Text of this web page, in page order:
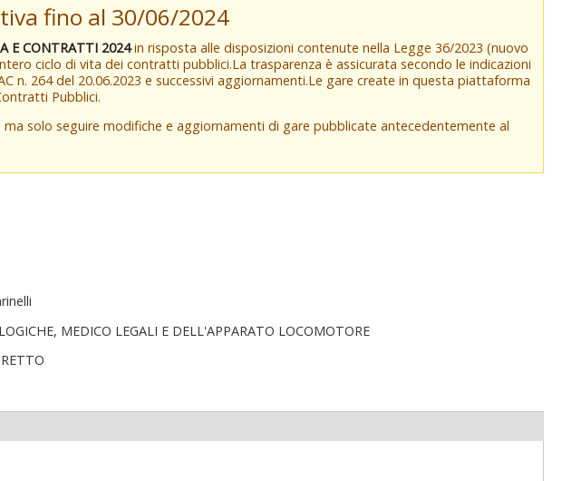
fino al 30/06/2024
E CONTRATTI 2024in risposta alle disposizioni contenute nella Legge 36/2023 (nuovo
ciclo di vita dei contratti pubblici.La trasparenza è assicurata secondo le indicazioni
n. 264 del 20.06.2023 e successivi aggiornamenti.Le gare create in questa piattaforma
Pubblici.
solo seguire modifiche e aggiornamenti di gare pubblicate antecedentemente al
MEDICO LEGALI E DELL'APPARATO LOCOMOTORE